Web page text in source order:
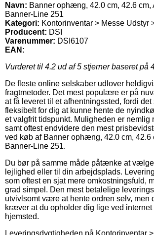
Navn: Banner ophæng, 42.0 cm, 42.6 cm,
Banner-Line 251
Kategori: Kontorinventar > Messe Udstyr
Producent: DSI
Varenummer: DSI6107
EAN:
Vurderet til 4.2 ud af 5 stjerner baseret på
De fleste online selskaber udlover
fragtmetoder. Det mest populære er på
at få leveret til et afhentningssted, fordi det
fleksibelt for dig at kunne hente de
et valgfrit tidspunkt. Muligheden er nemlig
samt oftest endvidere den mest
ved køb af Banner ophæng, 42.0 cm, 42.6
Banner-Line 251.
Du bør på samme måde påtænke at
lejlighed eller til din arbejdsplads.
som oftest en sjat mere omkostningsfuld,
grad simpel. Den mest betalelige
utvivlsomt være at hente ordren selv, men
kræver at du opholder dig lige ved
hjemsted.
Leveringsdygtigheden på Kontorinventar